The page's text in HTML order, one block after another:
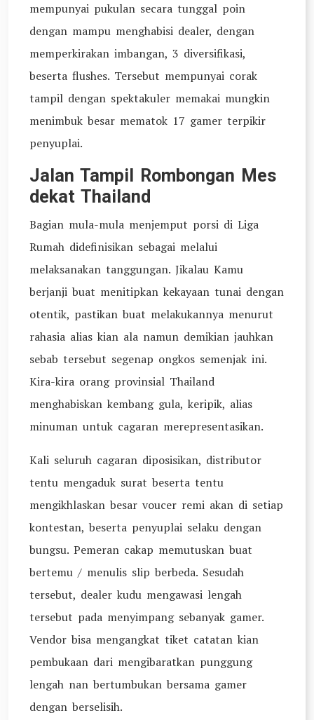
mempunyai pukulan secara tunggal poin
dengan mampu menghabisi dealer, dengan
memperkirakan imbangan, 3 diversifikasi,
beserta flushes. Tersebut mempunyai corak
tampil dengan spektakuler memakai mungkin
menimbuk besar mematok 17 gamer terpikir
penyuplai.
Jalan Tampil Rombongan Mes
dekat Thailand
Bagian mula-mula menjemput porsi di Liga
Rumah didefinisikan sebagai melalui
melaksanakan tanggungan. Jikalau Kamu
berjanji buat menitipkan kekayaan tunai dengan
otentik, pastikan buat melakukannya menurut
rahasia alias kian ala namun demikian jauhkan
sebab tersebut segenap ongkos semenjak ini.
Kira-kira orang provinsial Thailand
menghabiskan kembang gula, keripik, alias
minuman untuk cagaran merepresentasikan.
Kali seluruh cagaran diposisikan, distributor
tentu mengaduk surat beserta tentu
mengikhlaskan besar voucer remi akan di setiap
kontestan, beserta penyuplai selaku dengan
bungsu. Pemeran cakap memutuskan buat
bertemu / menulis slip berbeda. Sesudah
tersebut, dealer kudu mengawasi lengah
tersebut pada menyimpang sebanyak gamer.
Vendor bisa mengangkat tiket catatan kian
pembukaan dari mengibaratkan punggung
lengah nan bertumbukan bersama gamer
dengan berselisih.